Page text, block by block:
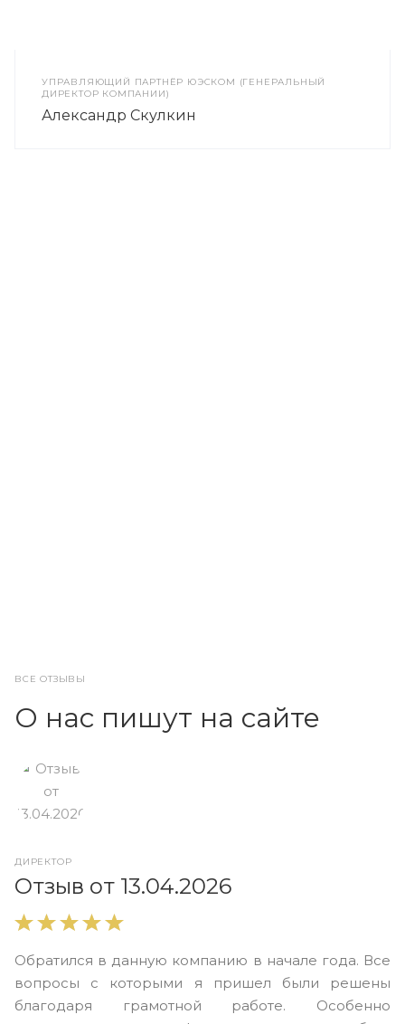
УПРАВЛЯЮЩИЙ ПАРТНЁР ЮЭСКОМ (ГЕНЕРАЛЬНЫЙ
ДИРЕКТОР КОМПАНИИ)
Александр Скулкин
ВСЕ ОТЗЫВЫ
О нас пишут на сайте
ДИРЕКТОР
Отзыв от 13.04.2026
Обратился в данную компанию в начале года. Все
вопросы с которыми я пришел были решены
благодаря грамотной работе. Особенно